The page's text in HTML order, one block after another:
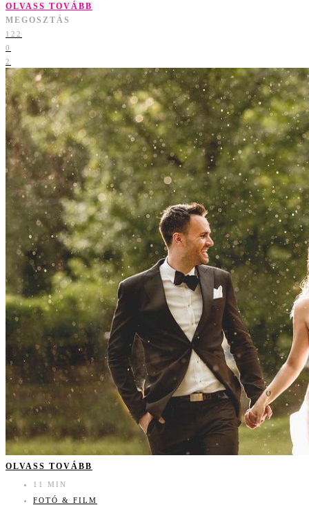
OLVASS TOVÁBB
MEGOSZTÁS
122
0
2
OLVASS TOVÁBB
11 MIN
FOTÓ & FILM